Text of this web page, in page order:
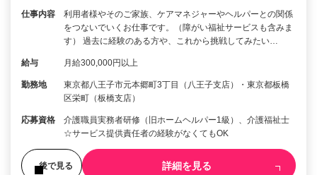
仕事内容
利用者様やそのご家族、ケアマネジャーやヘルパーとの関係
をつないでいくお仕事です。（障がい福祉サービスも含みま
す） 過去に経験のある方や、これから挑戦してみたい…
給与 月給300,000円以上
勤務地
東京都八王子市元本郷町3丁目（八王子支店）・東京都板橋
区栄町（板橋支店）
応募資格
介護職員実務者研修（旧ホームヘルパー1級）、介護福祉士
☆サービス提供責任者の経験がなくてもOK
後で見る 詳細を見る